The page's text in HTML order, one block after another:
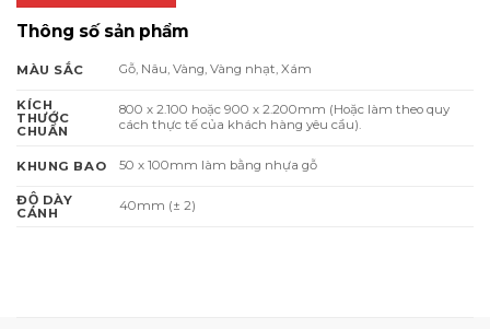
Thông số sản phẩm
MÀU SẮC Gỗ, Nâu, Vàng, Vàng nhạt, Xám
KÍCH
THƯỚC
CHUẨN
800 x 2.100 hoặc 900 x 2.200mm (Hoặc làm theo quy
cách thực tế của khách hàng yêu cầu).
KHUNG BAO 50 x 100mm làm bằng nhựa gỗ
ĐỘ DÀY
CÁNH
40mm (± 2)